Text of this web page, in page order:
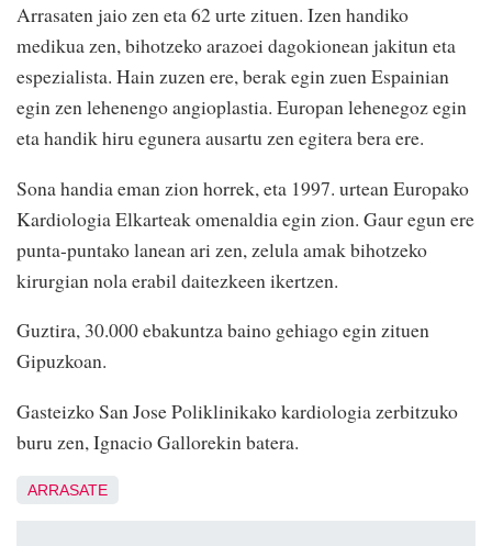
Arrasaten jaio zen eta 62 urte zituen. Izen handiko
medikua zen, bihotzeko arazoei dagokionean jakitun eta
espezialista. Hain zuzen ere, berak egin zuen Espainian
egin zen lehenengo angioplastia. Europan lehenegoz egin
eta handik hiru egunera ausartu zen egitera bera ere.
Sona handia eman zion horrek, eta 1997. urtean Europako
Kardiologia Elkarteak omenaldia egin zion. Gaur egun ere
punta-puntako lanean ari zen, zelula amak bihotzeko
kirurgian nola erabil daitezkeen ikertzen.
Guztira, 30.000 ebakuntza baino gehiago egin zituen
Gipuzkoan.
Gasteizko San Jose Poliklinikako kardiologia zerbitzuko
buru zen, Ignacio Gallorekin batera.
ARRASATE